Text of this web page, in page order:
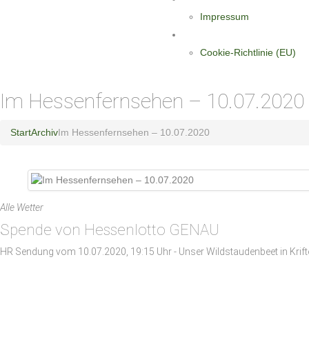
Impressum
Cookie-Richtlinie (EU)
Im Hessenfernsehen – 10.07.2020
StartArchivIm Hessenfernsehen – 10.07.2020
Alle Wetter
Spende von Hessenlotto GENAU
HR Sendung vom 10.07.2020, 19:15 Uhr - Unser Wildstaudenbeet in